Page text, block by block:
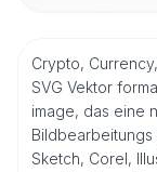
Crypto,
SVG Vektor
image, das eine
Bildbearbeitungs
Sketch, Corel,